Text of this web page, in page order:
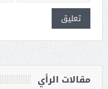
مقالات الرأي